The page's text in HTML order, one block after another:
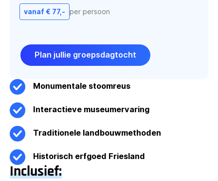
vanaf € 77,- per persoon
Plan jullie groepsdagtocht
Monumentale stoomreus
Interactieve museumervaring
Traditionele landbouwmethoden
Historisch erfgoed Friesland
Inclusief: